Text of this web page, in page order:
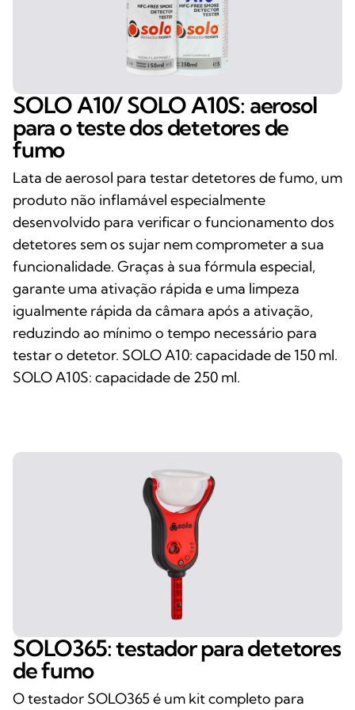
SOLO A10/ SOLO A10S: aerosol
para o teste dos detetores de
fumo
Lata de aerosol para testar detetores de fumo, um
produto não inflamável especialmente
desenvolvido para verificar o funcionamento dos
detetores sem os sujar nem comprometer a sua
funcionalidade. Graças à sua fórmula especial,
garante uma ativação rápida e uma limpeza
igualmente rápida da câmara após a ativação,
reduzindo ao mínimo o tempo necessário para
testar o detetor. SOLO A10: capacidade de 150 ml.
SOLO A10S: capacidade de 250 ml.
SOLO365: testador para detetores
de fumo
O testador SOLO365 é um kit completo para